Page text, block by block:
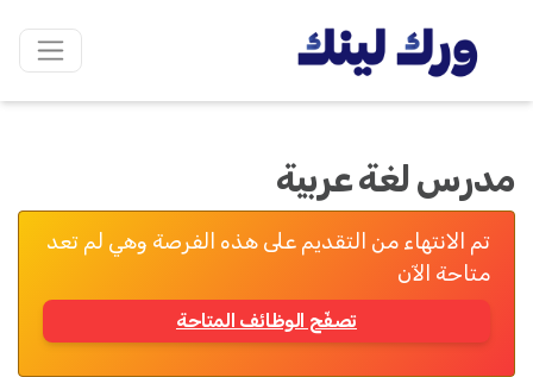
مدرس لغة عربية
تم الانتهاء من التقديم على هذه الفرصة وهي لم تعد
متاحة الآن
تصفّح الوظائف المتاحة